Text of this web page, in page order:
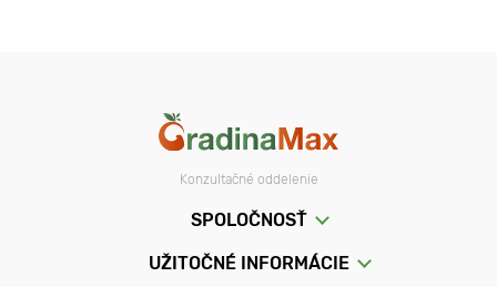
Konzultačné oddelenie
SPOLOČNOSŤ
UŽITOČNÉ INFORMÁCIE